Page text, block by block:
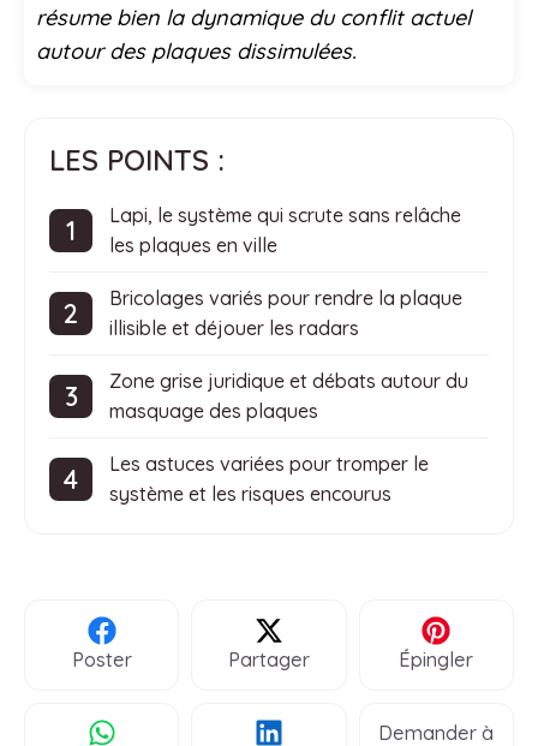
résume bien la dynamique du conflit actuel
autour des plaques dissimulées.
LES POINTS :
Lapi, le système qui scrute sans relâche
les plaques en ville
Bricolages variés pour rendre la plaque
illisible et déjouer les radars
Zone grise juridique et débats autour du
masquage des plaques
Les astuces variées pour tromper le
système et les risques encourus
Poster Partager Épingler
Demander à